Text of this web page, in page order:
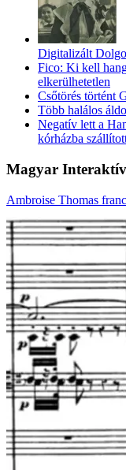
Digitalizált
Fico: Ki kell
elkerülhetetlen
Csőtörés történt
Több halálos
Negatív lett a
kórházba
Magyar Interaktív
Ambroise Thomas